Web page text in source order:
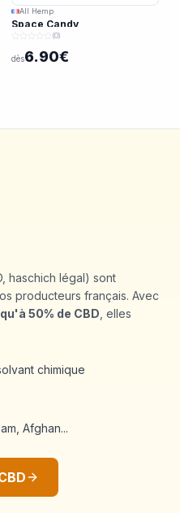
All Hemp
Space Candy
(0)
dès6.90€
haschich légal) sont
producteurs français. Avec
50% de CBD , elles
chimique
Afghan...